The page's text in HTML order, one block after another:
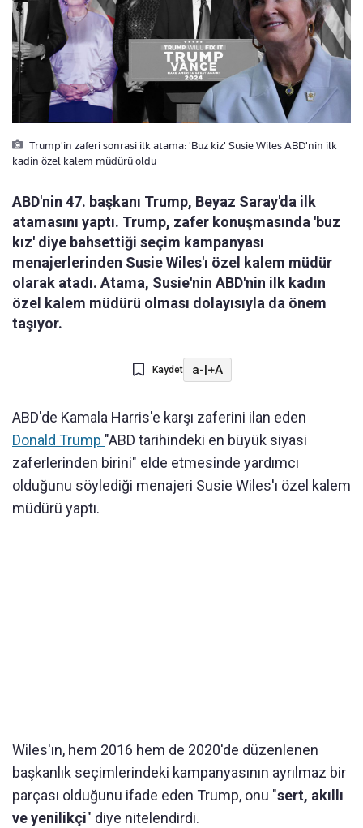
Trump'in zaferi sonrasi ilk atama: 'Buz kiz' Susie Wiles ABD'nin ilk
kadin özel kalem müdürü oldu
ABD'nin 47. başkanı Trump, Beyaz Saray'da ilk
atamasını yaptı. Trump, zafer konuşmasında 'buz
kız' diye bahsettiği seçim kampanyası
menajerlerinden Susie Wiles'ı özel kalem müdür
olarak atadı. Atama, Susie'nin ABD'nin ilk kadın
özel kalem müdürü olması dolayısıyla da önem
taşıyor.
Kaydet a-|+A
ABD'de Kamala Harris'e karşı zaferini ilan eden
Donald Trump "ABD tarihindeki en büyük siyasi
zaferlerinden birini" elde etmesinde yardımcı
olduğunu söylediği menajeri Susie Wiles'ı özel kalem
müdürü yaptı.
Wiles'ın, hem 2016 hem de 2020'de düzenlenen
başkanlık seçimlerindeki kampanyasının ayrılmaz bir
parçası olduğunu ifade eden Trump, onu "sert, akıllı
ve yenilikçi" diye nitelendirdi.